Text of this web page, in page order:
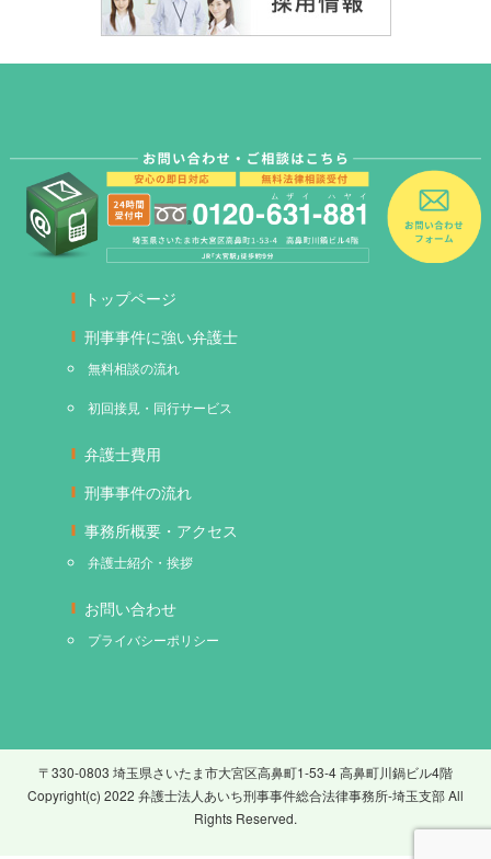
トップページ
刑事事件に強い弁護士
無料相談の流れ
初回接見・同行サービス
弁護士費用
刑事事件の流れ
事務所概要・アクセス
弁護士紹介・挨拶
お問い合わせ
プライバシーポリシー
〒330-0803 埼玉県さいたま市大宮区高鼻町1-53-4 高鼻町川鍋ビル4階
Copyright(c) 2022 弁護士法人あいち刑事事件総合法律事務所-埼玉支部 All
Rights Reserved.